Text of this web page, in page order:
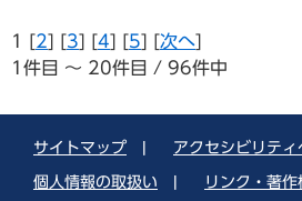
1 [2] [3] [4] [5] [次へ]
1件目 ～ 20件目 / 96件中
サイトマップ アクセシビリティ
個人情報の取扱い リンク・著